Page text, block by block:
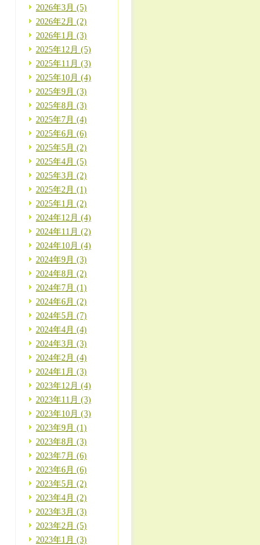
2026年3月 (5)
2026年2月 (2)
2026年1月 (3)
2025年12月 (5)
2025年11月 (3)
2025年10月 (4)
2025年9月 (3)
2025年8月 (3)
2025年7月 (4)
2025年6月 (6)
2025年5月 (2)
2025年4月 (5)
2025年3月 (2)
2025年2月 (1)
2025年1月 (2)
2024年12月 (4)
2024年11月 (2)
2024年10月 (4)
2024年9月 (3)
2024年8月 (2)
2024年7月 (1)
2024年6月 (2)
2024年5月 (7)
2024年4月 (4)
2024年3月 (3)
2024年2月 (4)
2024年1月 (3)
2023年12月 (4)
2023年11月 (3)
2023年10月 (3)
2023年9月 (1)
2023年8月 (3)
2023年7月 (6)
2023年6月 (6)
2023年5月 (2)
2023年4月 (2)
2023年3月 (3)
2023年2月 (5)
2023年1月 (3)